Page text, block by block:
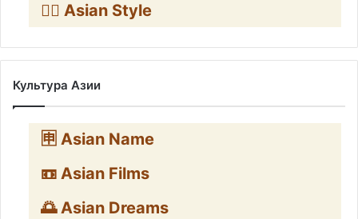
🧛‍♂️ Asian Style
Культура Азии
🈸 Asian Name
📼 Asian Films
🌅 Asian Dreams